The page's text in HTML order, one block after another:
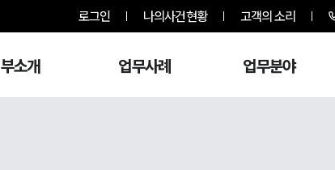
로그인 나의사건현황 고객의 소리
부소개 업무사례 업무분야